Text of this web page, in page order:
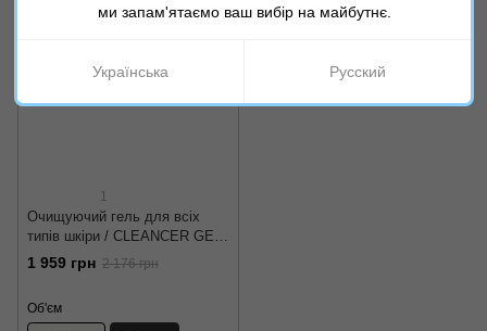
1
Очищуючий гель для всіх
типів шкіри / CLEANCER GEL
ONmacabim Oxygene
1 959 грн 2 176 грн
Об'єм
ми запам'ятаємо ваш вибір на майбутнє.
Українська Русский